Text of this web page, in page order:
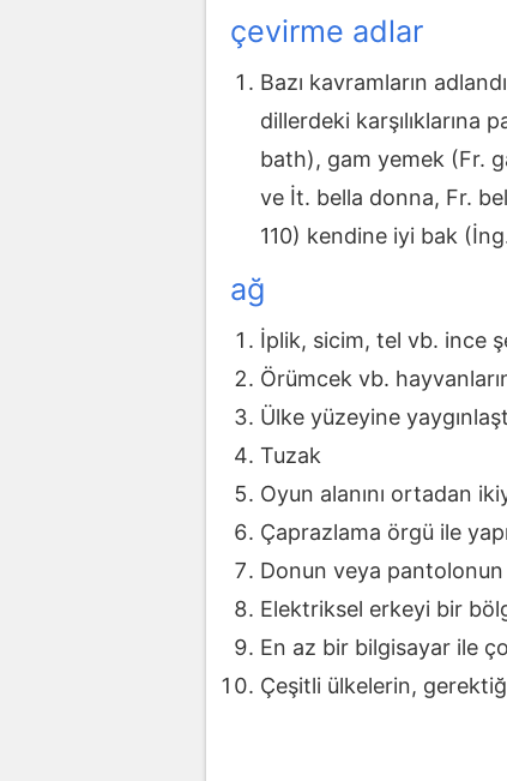
çevirme adlar
Bazı kavramların
dillerdeki
bath), gam yemek (Fr.
ve İt. bella donna, Fr.
110) kendine iyi bak
ağ
İplik, sicim, tel vb. ince
Örümcek vb.
Ülke yüzeyine
Tuzak
Oyun alanını ortadan
Çaprazlama örgü ile
Donun veya pantolonun
Elektriksel erkeyi bir
En az bir bilgisayar ile
Çeşitli ülkelerin,